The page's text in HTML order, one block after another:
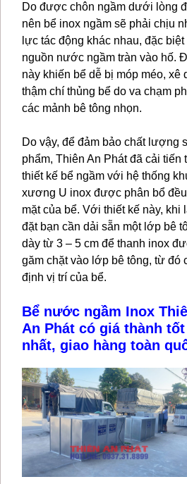
Do được chôn ngầm dưới lòng
nên bể inox ngầm sẽ phải chịu
lực tác động khác nhau, đặc biệt
nguồn nước ngầm tràn vào hố.
này khiến bể dễ bị móp méo, xê
thậm chí thủng bể do va chạm
các mảnh bê tông nhọn.
Do vậy, để đảm bảo chất lượng
phẩm, Thiên An Phát đã cải tiến
thiết kế bể ngầm với hệ thống
xương U inox được phân bổ
mặt của bể. Với thiết kế này, khi
đặt bạn cần dải sẵn một lớp bê
dày từ 3 – 5 cm để thanh inox
găm chặt vào lớp bê tông, từ đó
định vị trí của bể.
Bể nước ngầm Inox
An Phát có giá thành tốt
nhất, giao hàng toàn